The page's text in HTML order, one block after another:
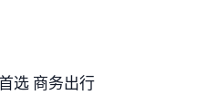
选 商务出行